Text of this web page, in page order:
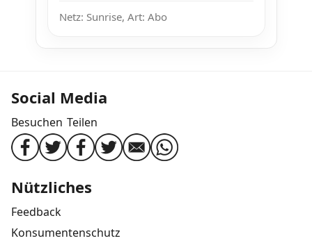
Netz: Sunrise, Art: Abo
Social Media
Besuchen Teilen
Nützliches
Feedback
Konsumentenschutz